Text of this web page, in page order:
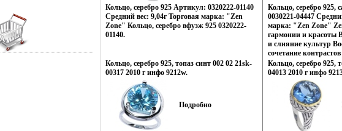
Кольцо, серебро 925 Артикул: 0320222-01140
Средний вес: 9,04г Торговая марка: "Zen
Zone" Кольцо, серебро вфузж 925 0320222-
01140.
Кольцо, серебро 925, топаз синт 002 02 21sk-
00317 2010 г инфо 9212w.
Подробно
Кольцо, серебро 925,
0030221-04447
марка: "Zen Zone"
гармонии и красоты
и слияние культур
сочетание
Настроения
французских кофеин,
индийских дворцов,
рифов и лазурных
динамика моды и
это воплотилось в
шедвзпняеврах Zen
изменили
Кольцо, серебро 925,
04013 2010 г инфо